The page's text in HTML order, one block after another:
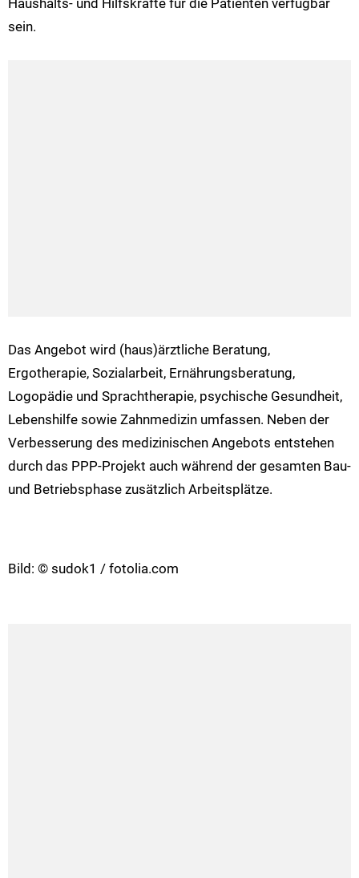
Haushalts- und Hilfskräfte für die Patienten verfügbar
sein.
Das Angebot wird (haus)ärztliche Beratung,
Ergotherapie, Sozialarbeit, Ernährungsberatung,
Logopädie und Sprachtherapie, psychische Gesundheit,
Lebenshilfe sowie Zahnmedizin umfassen. Neben der
Verbesserung des medizinischen Angebots entstehen
durch das PPP-Projekt auch während der gesamten Bau-
und Betriebsphase zusätzlich Arbeitsplätze.
Bild: © sudok1 / fotolia.com